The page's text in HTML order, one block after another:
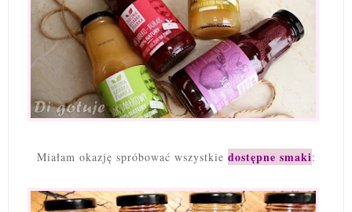
Miałam okazję spróbować wszystkie dostępne smaki: